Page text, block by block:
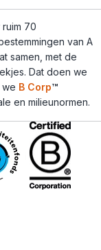
70
van A
samen, met de
Dat doen we
we B Corp™
en milieunormen.